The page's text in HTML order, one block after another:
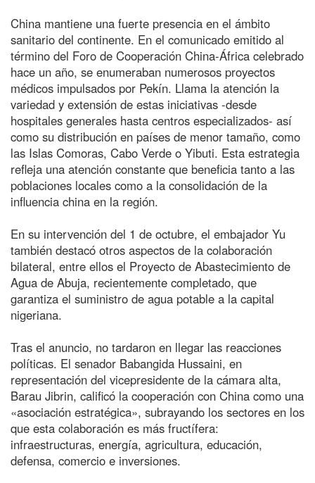
China mantiene una fuerte presencia en el ámbito
sanitario del continente. En el comunicado emitido al
término del Foro de Cooperación China-África celebrado
hace un año, se enumeraban numerosos proyectos
médicos impulsados por Pekín. Llama la atención la
variedad y extensión de estas iniciativas -desde
hospitales generales hasta centros especializados- así
como su distribución en países de menor tamaño, como
las Islas Comoras, Cabo Verde o Yibuti. Esta estrategia
refleja una atención constante que beneficia tanto a las
poblaciones locales como a la consolidación de la
influencia china en la región.
En su intervención del 1 de octubre, el embajador Yu
también destacó otros aspectos de la colaboración
bilateral, entre ellos el Proyecto de Abastecimiento de
Agua de Abuja, recientemente completado, que
garantiza el suministro de agua potable a la capital
nigeriana.
Tras el anuncio, no tardaron en llegar las reacciones
políticas. El senador Babangida Hussaini, en
representación del vicepresidente de la cámara alta,
Barau Jibrin, calificó la cooperación con China como una
«asociación estratégica», subrayando los sectores en los
que esta colaboración es más fructífera:
infraestructuras, energía, agricultura, educación,
defensa, comercio e inversiones.